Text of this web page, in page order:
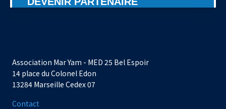
Association Mar Yam - MED 25 Bel Espoir
14 place du Colonel Edon
13284 Marseille Cedex 07
Contact